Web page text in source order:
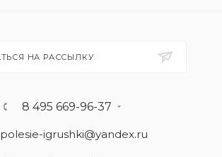
НА РАССЫЛКУ
8 495 669-96-37
polesie-igrushki@yandex.ru